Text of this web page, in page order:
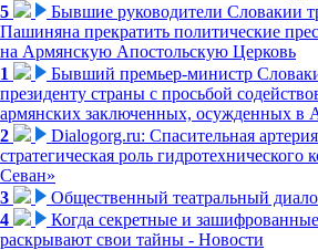
5
Бывшие руководители Словакии
Пашиняна прекратить политические
на Армянскую Апостольскую Церковь
1
Бывший премьер-министр
президенту страны с просьбой
армянских заключенных, осужденных в
2
Dialogorg.ru: Спасительная
стратегическая роль
Севан»
3
Общественный театральный
4
Когда секретные и
раскрывают свои тайны - Новости